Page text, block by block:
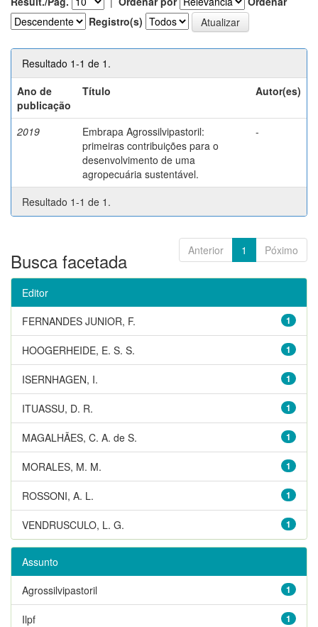
Registro(s)
Resultado 1-1 de 1.
Ano de
publicação
Título Autor(es)
2019
Embrapa Agrossilvipastoril:
primeiras contribuições para o
desenvolvimento de uma
agropecuária sustentável.
-
Resultado 1-1 de 1.
Anterior 1 Póximo
Busca facetada
Editor
1
FERNANDES JUNIOR, F.
1
HOOGERHEIDE, E. S. S.
1
ISERNHAGEN, I.
1
ITUASSU, D. R.
1
MAGALHÃES, C. A. de S.
1
MORALES, M. M.
1
ROSSONI, A. L.
1
VENDRUSCULO, L. G.
Assunto
1
Agrossilvipastoril
1
Ilpf